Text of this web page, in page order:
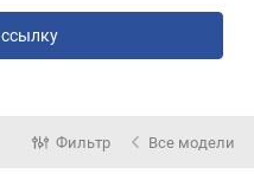
Фильтр Все модели